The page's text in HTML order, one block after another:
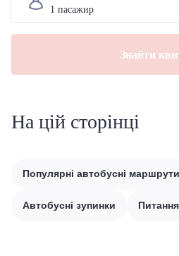
Знайти
На цій сторінці
Популярні автобусні маршрути
Автобусні зупинки